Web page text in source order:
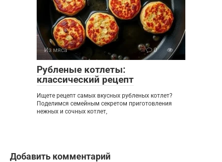
Из мяса 0
Рубленые котлеты:
классический рецепт
Ищете рецепт самых вкусных рубленых котлет?
Поделимся семейным секретом приготовления
нежных и сочных котлет,
Добавить комментарий